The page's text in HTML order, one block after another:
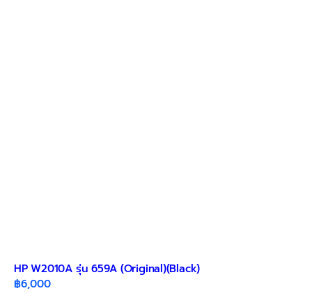
HP W2010A รุ่น 659A (Original)(Black)
฿6,000